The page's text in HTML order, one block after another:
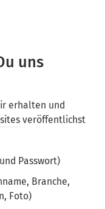
uns
erhalten und
veröffentlichst
Passwort)
Branche,
Foto)